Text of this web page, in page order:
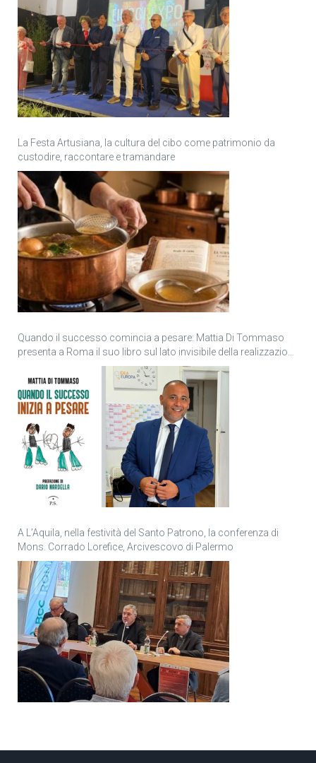
La Festa Artusiana, la cultura del cibo come patrimonio da
custodire, raccontare e tramandare
Quando il successo comincia a pesare: Mattia Di Tommaso
presenta a Roma il suo libro sul lato invisibile della realizzazione
A L’Aquila, nella festività del Santo Patrono, la conferenza di
Mons. Corrado Lorefice, Arcivescovo di Palermo